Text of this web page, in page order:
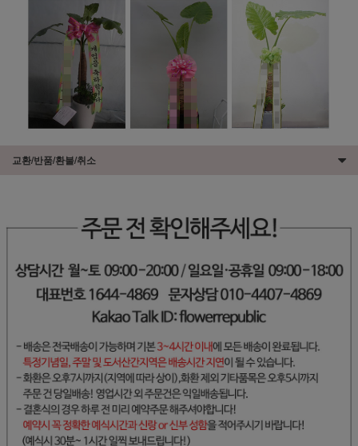
교환/반품/환불/취소